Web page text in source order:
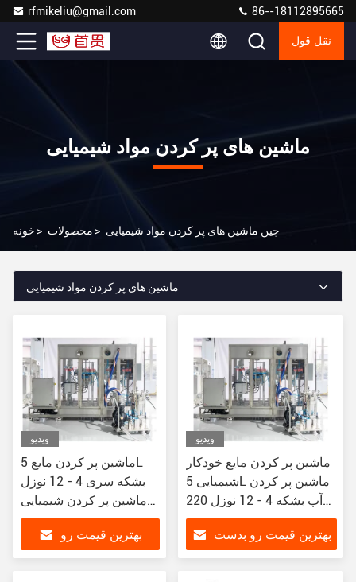
rfmikeliu@gmail.com 86--18112895665
نقل قول
ماشین های پر کردن مواد شیمیایی
خونه > محصولات > چین ماشین های پر کردن مواد شیمیایی
ماشین های پر کردن مواد شیمیایی
ویدیو
ماشین پر کردن مایع 5L
بشکه سری 4 - 12 نوزل
ماشین پر کردن شیمیایی
حجم
بهترین قیمت رو
ویدیو
ماشین پر کردن مایع خودکار
شیمیایی 5L ماشین پر کردن
آب بشکه 4 - 12 نوزل 220V
50Hz
بهترین قیمت رو بدست